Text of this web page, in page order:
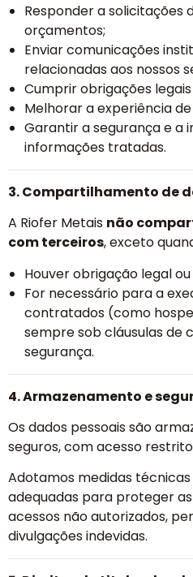
Responder a solicitações
orçamentos;
Enviar comunicações
relacionadas aos nossos
Cumprir obrigações
Melhorar a experiência
Garantir a segurança e a
informações tratadas.
3. Compartilhamento de
A Riofer Metais não
com terceiros, exceto
Houver obrigação legal
For necessário para a
contratados (como
sempre sob cláusulas de
segurança.
4. Armazenamento e
Os dados pessoais são
seguros, com acesso
Adotamos medidas
adequadas para proteger
acessos não autorizados,
divulgações indevidas.